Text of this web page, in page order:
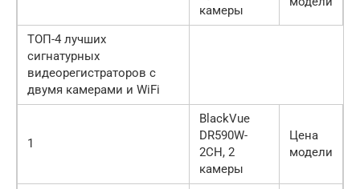
камеры
ТОП-4 лучших
сигнатурных
видеорегистраторов с
двумя камерами и WiFi
1
BlackVue
DR590W-
2CH, 2
камеры
Цена
модели